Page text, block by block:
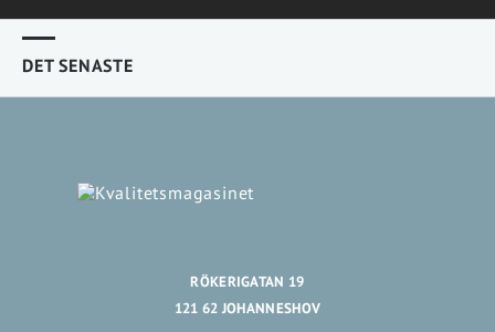
DET SENASTE
RÖKERIGATAN 19
121 62 JOHANNESHOV